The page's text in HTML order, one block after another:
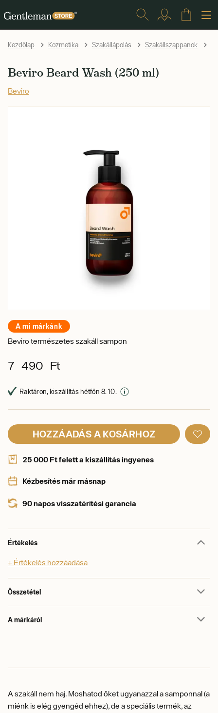
Kezdőlap Kozmetika Szakállápolás Szakállszappanok
Beviro Beard Wash (250 ml)
Beviro
A mi márkánk
Beviro természetes szakáll sampon
7 490 Ft
Raktáron, kiszállítás hétfőn 8. 10.
HOZZÁADÁS A KOSÁRHOZ
25 000 Ft felett a kiszállítás ingyenes
Kézbesítés már másnap
90 napos visszatérítési garancia
Értékelés
+ Értékelés hozzáadása
Összetétel
A márkáról
A szakáll nem haj. Moshatod őket ugyanazzal a samponnal (a
miénk is elég gyengéd ehhez), de a speciális termék, az